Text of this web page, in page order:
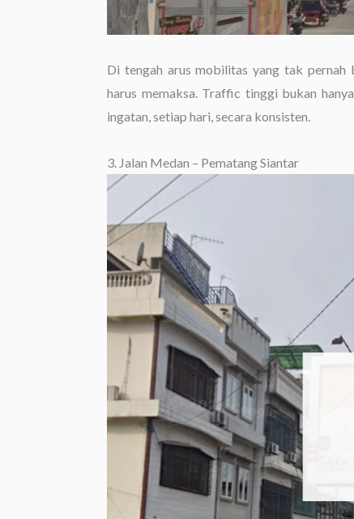
Di tengah arus mobilitas yang tak pernah
harus memaksa. Traffic tinggi bukan
ingatan, setiap hari, secara konsisten.
3. Jalan Medan – Pematang Siantar